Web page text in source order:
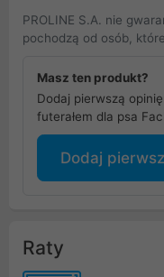
PROLINE S.A. nie
pochodzą od osób,
Masz ten produkt?
Dodaj pierwszą
futerałem dla psa
Dodaj
Raty